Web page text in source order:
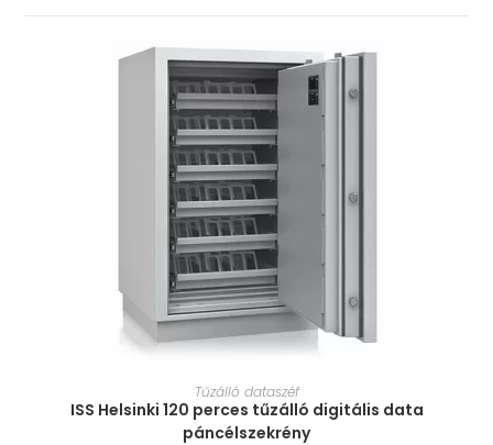
MÉRET VÁLASZTÁSA
Tűzálló dataszéf
ISS Helsinki 120 perces tűzálló digitális data
páncélszekrény